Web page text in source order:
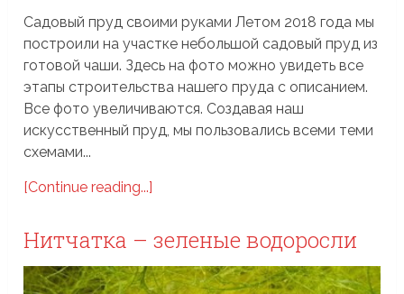
Садовый пруд своими руками Летом 2018 года мы
построили на участке небольшой садовый пруд из
готовой чаши. Здесь на фото можно увидеть все
этапы строительства нашего пруда с описанием.
Все фото увеличиваются. Создавая наш
искусственный пруд, мы пользовались всеми теми
схемами...
[Continue reading...]
Нитчатка – зеленые водоросли